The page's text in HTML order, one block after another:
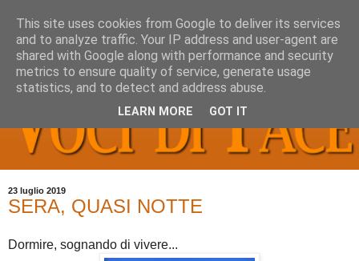
23 luglio 2019
SERA, QUASI NOTTE
Dormire, sognando di vivere...
This site uses cookies from Google to deliver its services
and to analyze traffic. Your IP address and user-agent are
shared with Google along with performance and security
metrics to ensure quality of service, generate usage
statistics, and to detect and address abuse.
LEARN MORE GOT IT